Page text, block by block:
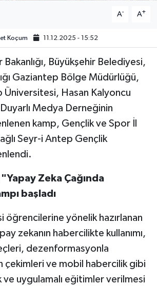
A- A+
Koçum 11.12.2025 - 15:52
Büyükşehir Belediyesi,
Gaziantep Bölge Müdürlüğü,
Üniversitesi, Hasan Kalyoncu
Medya Derneğinin
kamp, Gençlik ve Spor İl
Seyr-i Antep Gençlik
Zeka Çağında
başladı
öğrencilerine yönelik hazırlanan
zekanın habercilikte kullanımı,
dezenformasyonla
çekimleri ve mobil habercilik gibi
uygulamalı eğitimler verilmesi